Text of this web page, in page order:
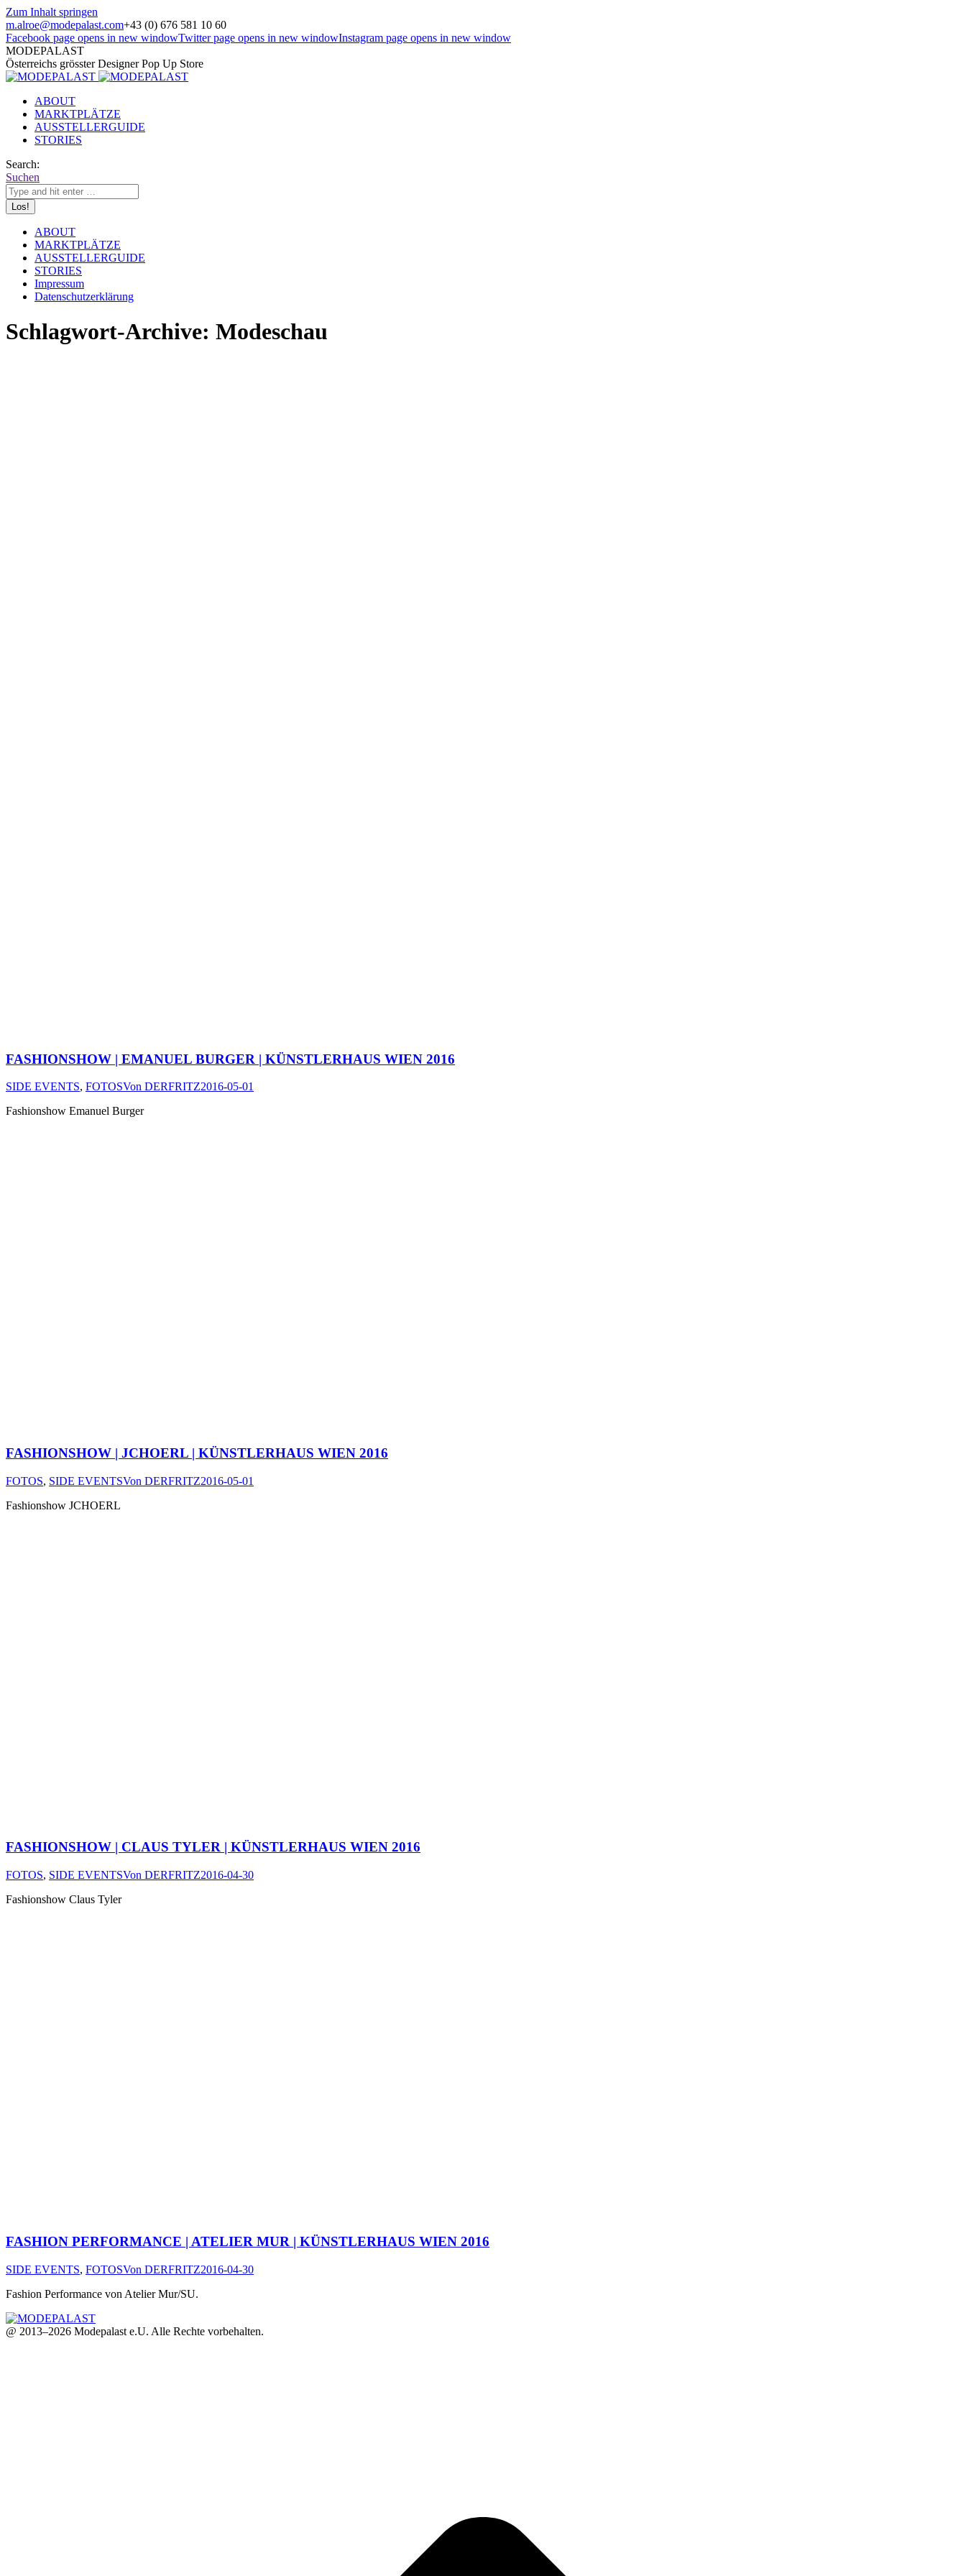
Zum Inhalt springen
m.alroe@modepalast.com+43 (0) 676 581 10 60
Facebook page opens in new windowTwitter page opens in new windowInstagram page opens in new window
MODEPALAST
Österreichs grösster Designer Pop Up Store
ABOUT
MARKTPLÄTZE
AUSSTELLERGUIDE
STORIES
Search:
Suchen
ABOUT
MARKTPLÄTZE
AUSSTELLERGUIDE
STORIES
Impressum
Datenschutzerklärung
Schlagwort-Archive: Modeschau
FASHIONSHOW | EMANUEL BURGER | KÜNSTLERHAUS WIEN 2016
SIDE EVENTS, FOTOSVon DERFRITZ2016-05-01
Fashionshow Emanuel Burger
FASHIONSHOW | JCHOERL | KÜNSTLERHAUS WIEN 2016
FOTOS, SIDE EVENTSVon DERFRITZ2016-05-01
Fashionshow JCHOERL
FASHIONSHOW | CLAUS TYLER | KÜNSTLERHAUS WIEN 2016
FOTOS, SIDE EVENTSVon DERFRITZ2016-04-30
Fashionshow Claus Tyler
FASHION PERFORMANCE | ATELIER MUR | KÜNSTLERHAUS WIEN 2016
SIDE EVENTS, FOTOSVon DERFRITZ2016-04-30
Fashion Performance von Atelier Mur/SU.
@ 2013–2026 Modepalast e.U. Alle Rechte vorbehalten.